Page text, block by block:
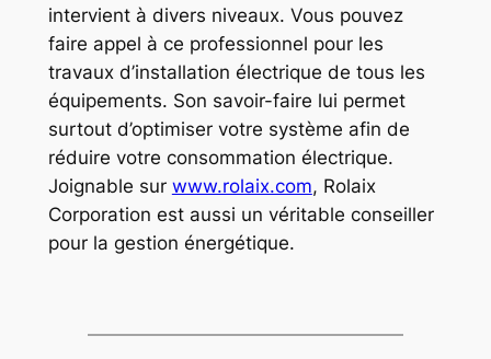
intervient à divers niveaux. Vous pouvez
faire appel à ce professionnel pour les
travaux d’installation électrique de tous les
équipements. Son savoir-faire lui permet
surtout d’optimiser votre système afin de
réduire votre consommation électrique.
Joignable sur www.rolaix.com, Rolaix
Corporation est aussi un véritable conseiller
pour la gestion énergétique.